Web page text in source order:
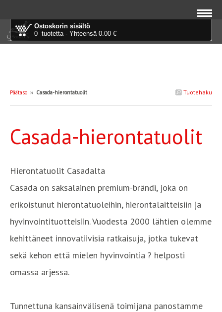
Ostoskorin sisältö
0 tuotetta - Yhteensä 0.00 €
Tuotehaku
Päätaso ›› Casada-hierontatuolit
Casada-hierontatuolit
Hierontatuolit Casadalta
Casada on saksalainen premium-brändi, joka on
erikoistunut hierontatuoleihin, hierontalaitteisiin ja
hyvinvointituotteisiin. Vuodesta 2000 lähtien olemme
kehittäneet innovatiivisia ratkaisuja, jotka tukevat
sekä kehon että mielen hyvinvointia ? helposti
omassa arjessa.
Tunnettuna kansainvälisenä toimijana panostamme